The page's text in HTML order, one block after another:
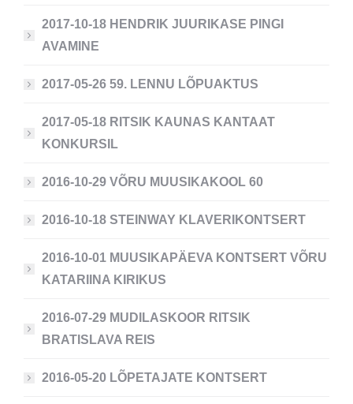
2017-10-18 HENDRIK JUURIKASE PINGI
AVAMINE
2017-05-26 59. LENNU LÕPUAKTUS
2017-05-18 RITSIK KAUNAS KANTAAT
KONKURSIL
2016-10-29 VÕRU MUUSIKAKOOL 60
2016-10-18 STEINWAY KLAVERIKONTSERT
2016-10-01 MUUSIKAPÄEVA KONTSERT VÕRU
KATARIINA KIRIKUS
2016-07-29 MUDILASKOOR RITSIK
BRATISLAVA REIS
2016-05-20 LÕPETAJATE KONTSERT